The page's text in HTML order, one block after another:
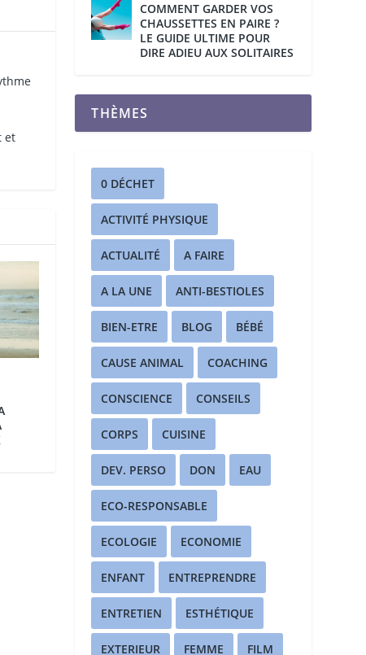
et
COMMENT GARDER VOS
CHAUSSETTES EN PAIRE ?
LE GUIDE ULTIME POUR
DIRE ADIEU AUX SOLITAIRES
THÈMES
0 DÉCHET
ACTIVITÉ PHYSIQUE
ACTUALITÉ A FAIRE
A LA UNE ANTI-BESTIOLES
BIEN-ETRE BLOG BÉBÉ
CAUSE ANIMAL COACHING
CONSCIENCE CONSEILS
CORPS CUISINE
DEV. PERSO DON EAU
ECO-RESPONSABLE
ECOLOGIE ECONOMIE
ENFANT ENTREPRENDRE
ENTRETIEN ESTHÉTIQUE
EXTERIEUR FEMME FILM